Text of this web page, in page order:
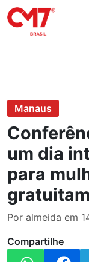
Manaus
um dia
para
Por almeida em
Compartilhe